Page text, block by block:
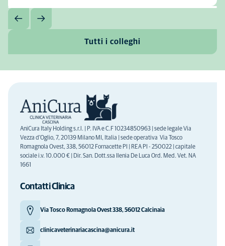
Tutti i colleghi
AniCura Italy Holding s.r.l. | P. IVA e C.F 10234850963 | sede legale Via
Vezza d'Oglio, 7, 20139 Milano MI, Italia | sede operativa Via Tosco
Romagnola Ovest, 338, 56012 Fornacette PI | REA PI - 250022 | capitale
sociale i.v. 10.000 € | Dir. San. Dott.ssa Ilenia De Luca Ord. Med. Vet. NA
1661
Contatti Clinica
Via Tosco Romagnola Ovest 338, 56012 Calcinaia
clinicaveterinariacascina@anicura.it